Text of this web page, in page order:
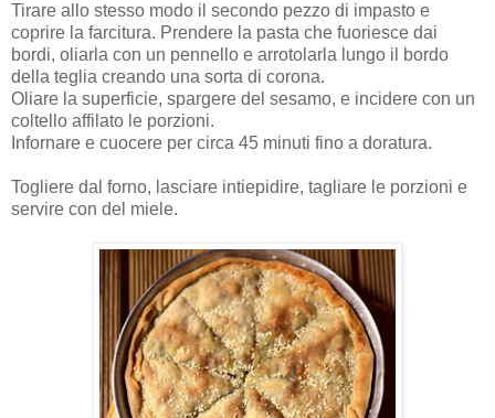
Tirare allo stesso modo il secondo pezzo di impasto e
coprire la farcitura. Prendere la pasta che fuoriesce dai
bordi, oliarla con un pennello e arrotolarla lungo il bordo
della teglia creando una sorta di corona.
Oliare la superficie, spargere del sesamo, e incidere con un
coltello affilato le porzioni.
Infornare e cuocere per circa 45 minuti fino a doratura.
Togliere dal forno, lasciare intiepidire, tagliare le porzioni e
servire con del miele.